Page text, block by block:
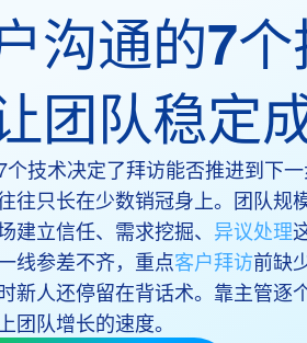
沟通的7个
团队稳定
个技术决定了拜访能否推进到下
往只长在少数销冠身上。团队规
建立信任、需求挖掘、 异议处理
线参差不齐，重点客户拜访前缺
新人还停留在背话术。靠主管逐个
团队增长的速度。